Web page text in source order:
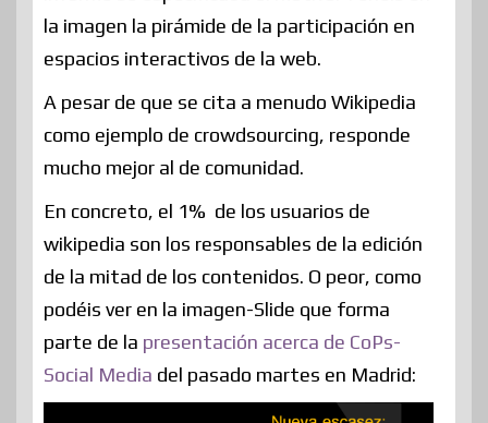
la imagen la pirámide de la participación en
espacios interactivos de la web.
A pesar de que se cita a menudo Wikipedia
como ejemplo de crowdsourcing, responde
mucho mejor al de comunidad.
En concreto, el 1% de los usuarios de
wikipedia son los responsables de la edición
de la mitad de los contenidos. O peor, como
podéis ver en la imagen-Slide que forma
parte de la presentación acerca de CoPs-
Social Media del pasado martes en Madrid: